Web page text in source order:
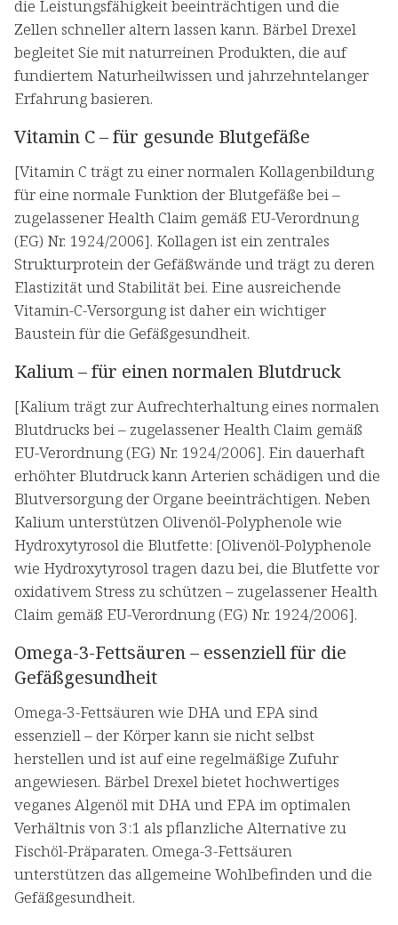
die Leistungsfähigkeit beeinträchtigen und die
Zellen schneller altern lassen kann. Bärbel Drexel
begleitet Sie mit naturreinen Produkten, die auf
fundiertem Naturheilwissen und jahrzehntelanger
Erfahrung basieren.
Vitamin C – für gesunde Blutgefäße
[Vitamin C trägt zu einer normalen Kollagenbildung
für eine normale Funktion der Blutgefäße bei –
zugelassener Health Claim gemäß EU-Verordnung
(EG) Nr. 1924/2006]. Kollagen ist ein zentrales
Strukturprotein der Gefäßwände und trägt zu deren
Elastizität und Stabilität bei. Eine ausreichende
Vitamin-C-Versorgung ist daher ein wichtiger
Baustein für die Gefäßgesundheit.
Kalium – für einen normalen Blutdruck
[Kalium trägt zur Aufrechterhaltung eines normalen
Blutdrucks bei – zugelassener Health Claim gemäß
EU-Verordnung (EG) Nr. 1924/2006]. Ein dauerhaft
erhöhter Blutdruck kann Arterien schädigen und die
Blutversorgung der Organe beeinträchtigen. Neben
Kalium unterstützen Olivenöl-Polyphenole wie
Hydroxytyrosol die Blutfette: [Olivenöl-Polyphenole
wie Hydroxytyrosol tragen dazu bei, die Blutfette vor
oxidativem Stress zu schützen – zugelassener Health
Claim gemäß EU-Verordnung (EG) Nr. 1924/2006].
Omega-3-Fettsäuren – essenziell für die
Gefäßgesundheit
Omega-3-Fettsäuren wie DHA und EPA sind
essenziell – der Körper kann sie nicht selbst
herstellen und ist auf eine regelmäßige Zufuhr
angewiesen. Bärbel Drexel bietet hochwertiges
veganes Algenöl mit DHA und EPA im optimalen
Verhältnis von 3:1 als pflanzliche Alternative zu
Fischöl-Präparaten. Omega-3-Fettsäuren
unterstützen das allgemeine Wohlbefinden und die
Gefäßgesundheit.